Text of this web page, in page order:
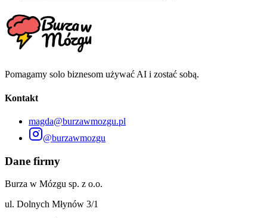
Pomagamy solo biznesom używać AI i zostać sobą.
Kontakt
magda@burzawmozgu.pl
@burzawmozgu
Dane firmy
Burza w Mózgu sp. z o.o.
ul. Dolnych Młynów 3/1